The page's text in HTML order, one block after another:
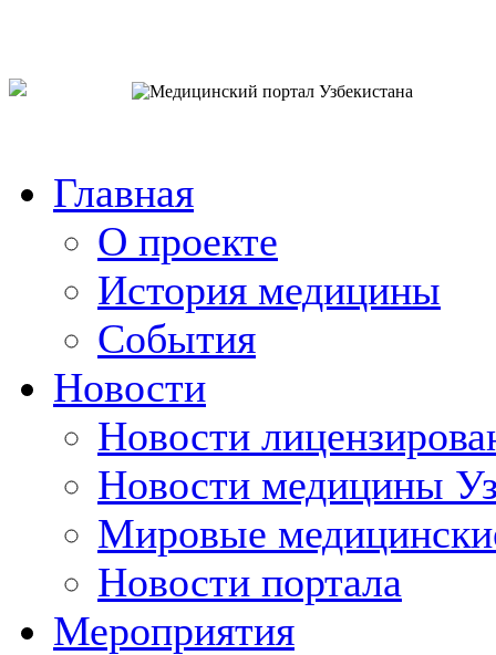
Главная
О проекте
История медицины
События
Новости
Новости
Новости медицины
Мировые
Новости портала
Мероприятия